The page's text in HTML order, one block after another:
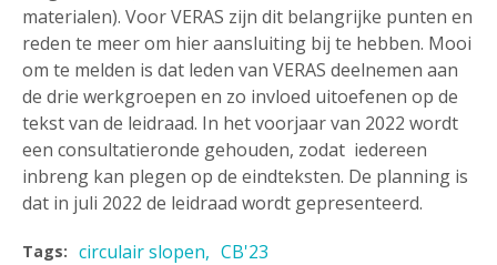
materialen). Voor VERAS zijn dit belangrijke punten en
reden te meer om hier aansluiting bij te hebben. Mooi
om te melden is dat leden van VERAS deelnemen aan
de drie werkgroepen en zo invloed uitoefenen op de
tekst van de leidraad. In het voorjaar van 2022 wordt
een consultatieronde gehouden, zodat iedereen
inbreng kan plegen op de eindteksten. De planning is
dat in juli 2022 de leidraad wordt gepresenteerd.
Tags: circulair slopen CB'23